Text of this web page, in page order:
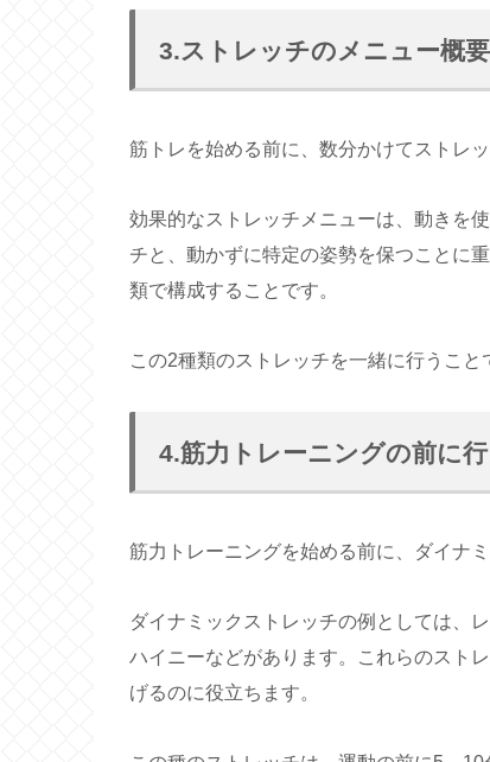
3.ストレッチのメニュー概要
筋トレを始める前に、数分かけてストレ
効果的なストレッチメニューは、動きを
チと、動かずに特定の姿勢を保つことに
類で構成することです。
この2種類のストレッチを一緒に行うこと
4.筋力トレーニングの前に
筋力トレーニングを始める前に、ダイナ
ダイナミックストレッチの例としては、
ハイニーなどがあります。これらのスト
げるのに役立ちます。